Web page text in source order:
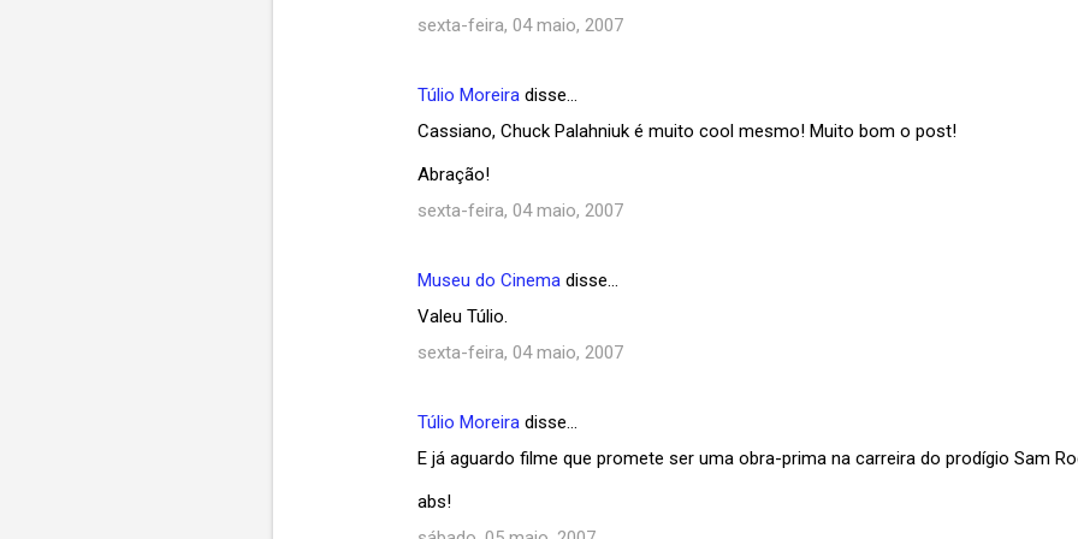
sexta-feira, 04 maio, 2007
Túlio Moreira disse…
Cassiano, Chuck Palahniuk é muito cool mesmo! Muito bom o post!
Abração!
sexta-feira, 04 maio, 2007
Museu do Cinema disse…
Valeu Túlio.
sexta-feira, 04 maio, 2007
Túlio Moreira disse…
E já aguardo filme que promete ser uma obra-prima na carreira do prodígio Sam
abs!